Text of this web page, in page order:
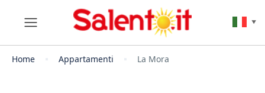
Home Appartamenti La Mora
▼